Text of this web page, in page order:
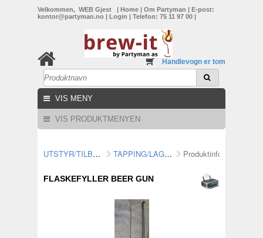
Velkommen, WEB Gjest | Home | Om Partyman | E-post:
kontor@partyman.no | Login | Telefon: 75 11 97 00 |
Handlevogn er tom
VIS MENY
VIS PRODUKTMENYEN
UTSTYR/TILBEHØR TAPPING/LAGRING Produktinformasjon
FLASKEFYLLER BEER GUN